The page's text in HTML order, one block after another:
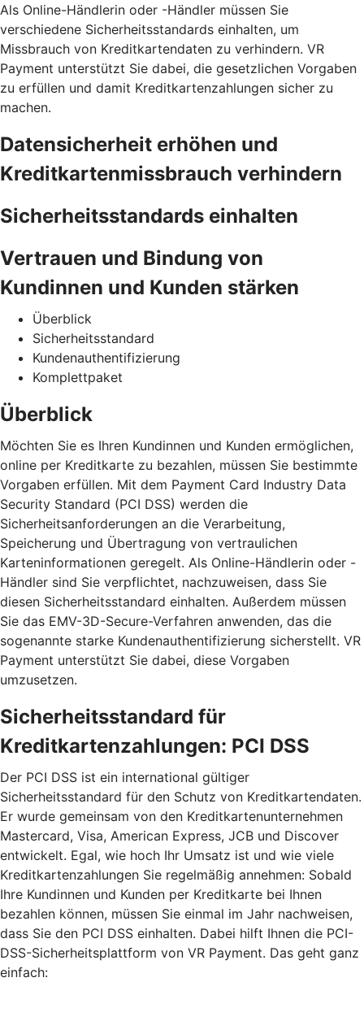
Als Online-Händlerin oder -Händler müssen Sie
verschiedene Sicherheitsstandards einhalten, um
Missbrauch von Kreditkartendaten zu verhindern. VR
Payment unterstützt Sie dabei, die gesetzlichen Vorgaben
zu erfüllen und damit Kreditkartenzahlungen sicher zu
machen.
Datensicherheit erhöhen und
Kreditkartenmissbrauch verhindern
Sicherheitsstandards einhalten
Vertrauen und Bindung von
Kundinnen und Kunden stärken
Überblick
Sicherheitsstandard
Kundenauthentifizierung
Komplettpaket
Überblick
Möchten Sie es Ihren Kundinnen und Kunden ermöglichen,
online per Kreditkarte zu bezahlen, müssen Sie bestimmte
Vorgaben erfüllen. Mit dem Payment Card Industry Data
Security Standard (PCI DSS) werden die
Sicherheitsanforderungen an die Verarbeitung,
Speicherung und Übertragung von vertraulichen
Karteninformationen geregelt. Als Online-Händlerin oder -
Händler sind Sie verpflichtet, nachzuweisen, dass Sie
diesen Sicherheitsstandard einhalten. Außerdem müssen
Sie das EMV-3D-Secure-Verfahren anwenden, das die
sogenannte starke Kundenauthentifizierung sicherstellt. VR
Payment unterstützt Sie dabei, diese Vorgaben
umzusetzen.
Sicherheitsstandard für
Kreditkartenzahlungen: PCI DSS
Der PCI DSS ist ein international gültiger
Sicherheitsstandard für den Schutz von Kreditkartendaten.
Er wurde gemeinsam von den Kreditkartenunternehmen
Mastercard, Visa, American Express, JCB und Discover
entwickelt. Egal, wie hoch Ihr Umsatz ist und wie viele
Kreditkartenzahlungen Sie regelmäßig annehmen: Sobald
Ihre Kundinnen und Kunden per Kreditkarte bei Ihnen
bezahlen können, müssen Sie einmal im Jahr nachweisen,
dass Sie den PCI DSS einhalten. Dabei hilft Ihnen die PCI-
DSS-Sicherheitsplattform von VR Payment. Das geht ganz
einfach: